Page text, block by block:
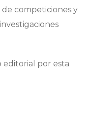
competiciones y
editorial por esta